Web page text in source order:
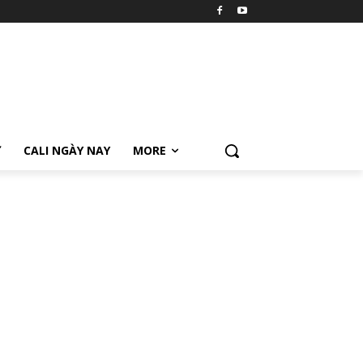
CALI NGÀY NAY MORE